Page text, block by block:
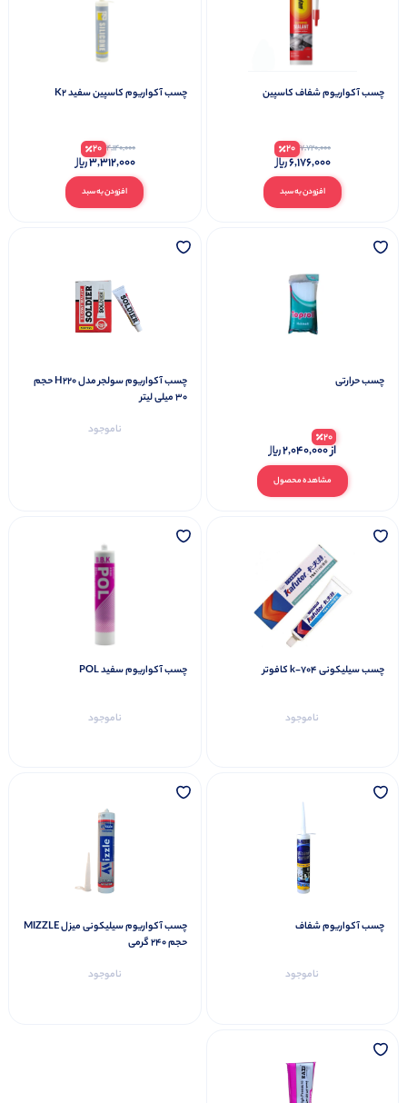
چسب آکواریوم شفاف کاسپین
افزودن به سبد
7,720,000
20
6,176,000
چسب آکواریوم کاسپین سفید K2
افزودن به سبد
4,140,000
20
3,312,000
چسب حرارتی
مشاهده محصول
20
از2,040,000
چسب آکواریوم سولجر مدل H220 حجم
30 میلی لیتر
ناموجود
چسب سیلیکونی k-704 کافوتر
ناموجود
چسب آکواریوم سفید POL
ناموجود
چسب آکواریوم شفاف
ناموجود
چسب آکواریوم سیلیکونی میزل MIZZLE
حجم 240 گرمی
ناموجود